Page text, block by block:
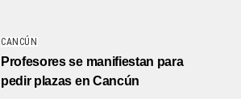
CANCÚN
Profesores se manifiestan para
pedir plazas en Cancún